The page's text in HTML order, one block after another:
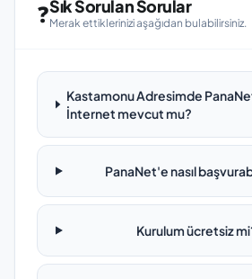
❓Sık Sorulan Sorular
Merak ettiklerinizi aşağıdan bulabilirsiniz.
Kastamonu Adresimde PanaNet
İnternet mevcut mu?
PanaNet'e nasıl
Kurulum ücretsiz